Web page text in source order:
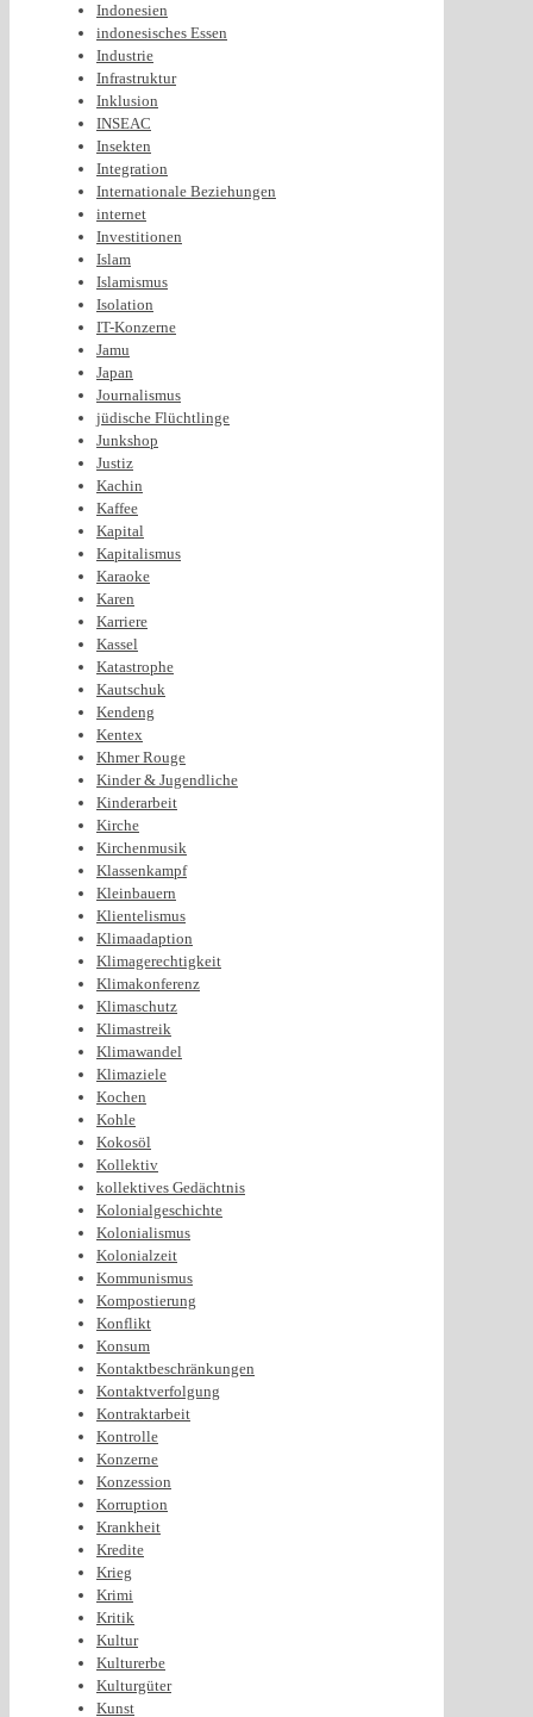
Indonesien
indonesisches Essen
Industrie
Infrastruktur
Inklusion
INSEAC
Insekten
Integration
Internationale Beziehungen
internet
Investitionen
Islam
Islamismus
Isolation
IT-Konzerne
Jamu
Japan
Journalismus
jüdische Flüchtlinge
Junkshop
Justiz
Kachin
Kaffee
Kapital
Kapitalismus
Karaoke
Karen
Karriere
Kassel
Katastrophe
Kautschuk
Kendeng
Kentex
Khmer Rouge
Kinder & Jugendliche
Kinderarbeit
Kirche
Kirchenmusik
Klassenkampf
Kleinbauern
Klientelismus
Klimaadaption
Klimagerechtigkeit
Klimakonferenz
Klimaschutz
Klimastreik
Klimawandel
Klimaziele
Kochen
Kohle
Kokosöl
Kollektiv
kollektives Gedächtnis
Kolonialgeschichte
Kolonialismus
Kolonialzeit
Kommunismus
Kompostierung
Konflikt
Konsum
Kontaktbeschränkungen
Kontaktverfolgung
Kontraktarbeit
Kontrolle
Konzerne
Konzession
Korruption
Krankheit
Kredite
Krieg
Krimi
Kritik
Kultur
Kulturerbe
Kulturgüter
Kunst